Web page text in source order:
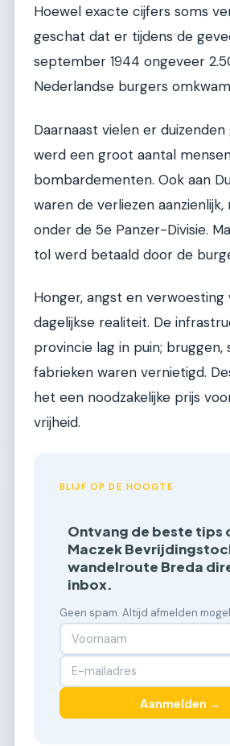
Hoewel exacte cijfers soms
geschat dat er tijdens de
september 1944 ongeveer
Nederlandse burgers
Daarnaast vielen er
werd een groot aantal
bombardementen. Ook aan
waren de verliezen
onder de 5e Panzer-Divisie.
tol werd betaald door de
Honger, angst en verwoesting
dagelijkse realiteit. De
provincie lag in puin; bruggen,
fabrieken waren vernietigd.
het een noodzakelijke prijs
vrijheid.
BLIJF OP DE HOOGTE
Ontvang de beste tips
Maczek
wandelroute Breda
inbox.
Geen spam. Altijd afmelden
Aanmelden →